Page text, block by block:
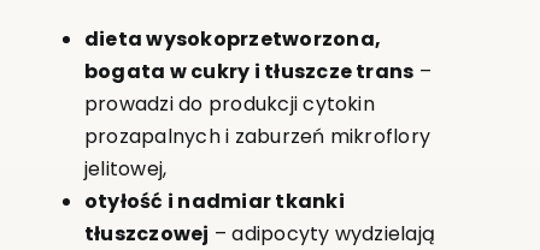
dieta wysokoprzetworzona,
bogata w cukry i tłuszcze trans –
prowadzi do produkcji cytokin
prozapalnych i zaburzeń mikroflory
jelitowej,
otyłość i nadmiar tkanki
tłuszczowej – adipocyty wydzielają